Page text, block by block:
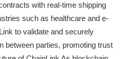
with real-time shipping
such as healthcare and e-
to validate and securely
between parties, promoting trust